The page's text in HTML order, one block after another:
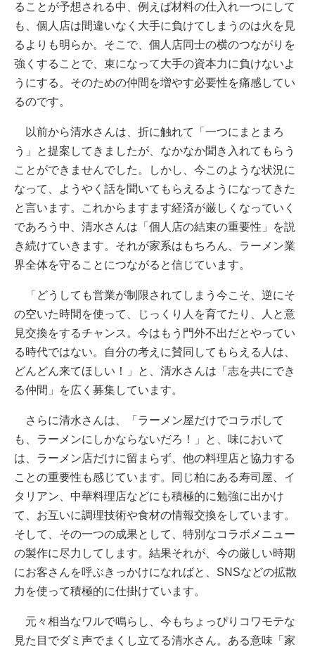
ることが予想される中、例えば材料の仕入れ一つにして
も、個人店は間違いなく大手に負けてしまうのは火を見
るよりも明らか。そこで、個人店同士の横のつながりを
強くすることで、束になって大手の資本力に負けないよ
うにする。そのための仲間を増やす必要性を痛感してい
るのです。
以前から清水さんは、折に触れて「一つにまとまろ
う」と提案してきましたが、なかなか聞き入れてもらう
ことができませんでした。しかし、今このような状況に
なって、ようやく話を聞いてもらえるようになってきた
と言います。これからますます経済が厳しくなっていく
であろう中、清水さんは「個人店の結束の重要性」を説
き続けていきます。それが家系はもちろん、ラーメン業
界全体を守ることにつながると信じています。
「どうしても営業が制限されてしまう今こそ、逆にそ
の空いた時間を使って、じっくり人を育てたり、人と意
見交換をするチャンス。今はもう門外不出だとやってい
る時代ではない。自分の考えに賛同してもらえる人は、
どんどん来てほしい！」と、清水さんは「志を共にでき
る仲間」を広く募集しています。
さらに清水さんは、「ラーメン屋だけでコラボして
も、ラーメンにしかならないだろ！」と、味において
は、ラーメン店だけに留まらず、他の料理店と協力する
ことの重要性も感じています。同じ柏にある寿司屋、イ
タリアン、中華料理店などにも積極的に勉強に出かけ
て、お互いに調理技術や食材の情報交換をしています。
そして、その一つの成果として、特別なコラボメニュー
の製作に尽力してします。結果それが、今の厳しい時期
にお客さんを呼ぶきっかけになればと、SNSなどの拡散
力を使って積極的に仕掛けています。
元々相当なワルで鳴らし、今もちょっぴりコワモテな
見た目でダミ声でまくし立てる清水さん。ある意味「家